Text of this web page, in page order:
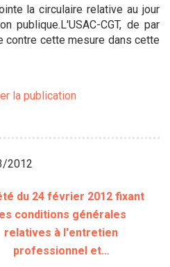
la circulaire relative au jour
publique.L'USAC-CGT, de par
contre cette mesure dans cette
la publication
2012
du 24 février 2012 fixant
conditions générales
relatives à l'entretien
professionnel et…